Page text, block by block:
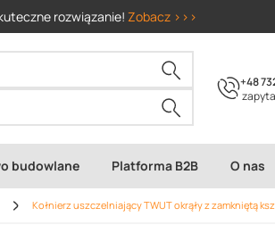
rozwiązanie! Zobacz >>>
+48
budowlane Platforma B2B O nas
Kołnierz uszczelniający TWUT okrąły z zamkniętą